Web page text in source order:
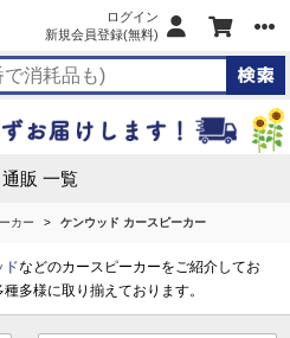
ログイン
新規会員登録(無料)
販 一覧
カー ケンウッド カースピーカー
ドなどのカースピーカーをご紹介してお
多様に取り揃えております。